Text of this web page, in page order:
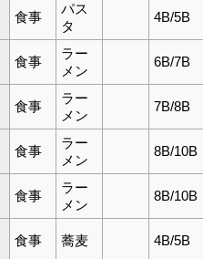
食事
パス
タ
4B/5B
食事
ラー
メン
6B/7B
食事
ラー
メン
7B/8B
食事
ラー
メン
8B/10B
食事
ラー
メン
8B/10B
食事 蕎麦 4B/5B